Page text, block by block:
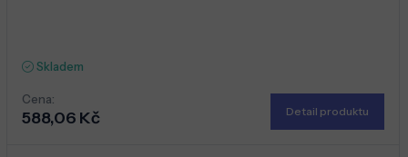
Skladem
Cena:
588,06 Kč Detail produktu